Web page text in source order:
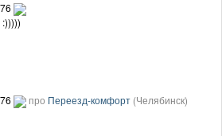
про Переезд-комфорт (Челябинск)